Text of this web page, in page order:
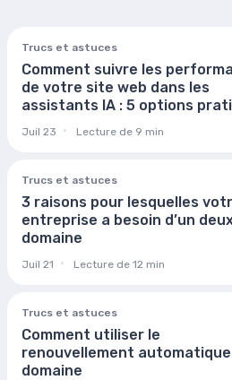
Trucs et astuces
Comment suivre les
de votre site web dans les
assistants IA : 5 options
Juil 23 Lecture de 9 min
Trucs et astuces
3 raisons pour lesquelles
entreprise a besoin d’un
domaine
Juil 21 Lecture de 12 min
Trucs et astuces
Comment utiliser le
renouvellement
domaine